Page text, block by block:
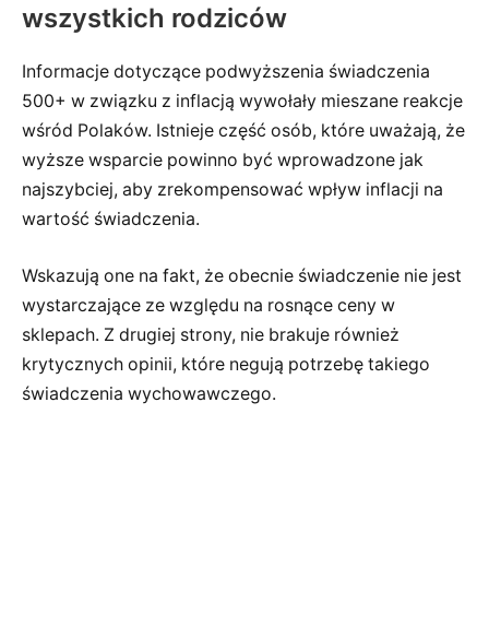
wszystkich rodziców
Informacje dotyczące podwyższenia świadczenia
500+ w związku z inflacją wywołały mieszane reakcje
wśród Polaków. Istnieje część osób, które uważają, że
wyższe wsparcie powinno być wprowadzone jak
najszybciej, aby zrekompensować wpływ inflacji na
wartość świadczenia.
Wskazują one na fakt, że obecnie świadczenie nie jest
wystarczające ze względu na rosnące ceny w
sklepach. Z drugiej strony, nie brakuje również
krytycznych opinii, które negują potrzebę takiego
świadczenia wychowawczego.